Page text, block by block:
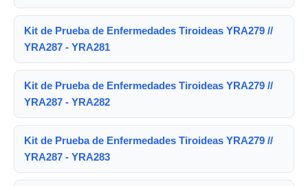
Kit de Prueba de Enfermedades Tiroideas YRA279 //
YRA287 - YRA281
Kit de Prueba de Enfermedades Tiroideas YRA279 //
YRA287 - YRA282
Kit de Prueba de Enfermedades Tiroideas YRA279 //
YRA287 - YRA283